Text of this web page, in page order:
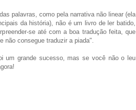
palavras, como pela narrativa não linear (ela
da história), não é um livro de ler batido,
se até com a boa tradução feita, que
não consegue traduzir a piada".
um grande sucesso, mas se você não o leu